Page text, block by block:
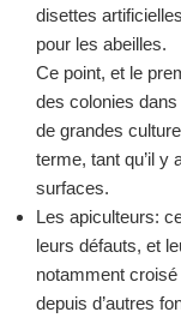
disettes
pour les abeilles.
Ce point, et le
des colonies
de grandes
terme, tant qu’il y
surfaces.
Les apiculteurs:
leurs défauts, et
notamment
depuis d’autres